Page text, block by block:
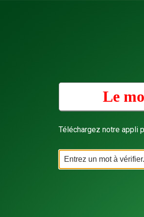
Le
Téléchargez notre appli